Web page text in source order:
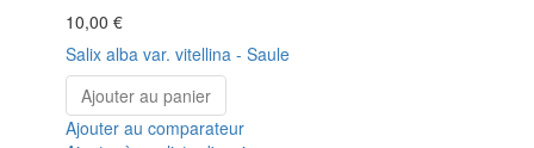
10,00 €
Salix alba var. vitellina - Saule
Ajouter au panier
Ajouter au comparateur